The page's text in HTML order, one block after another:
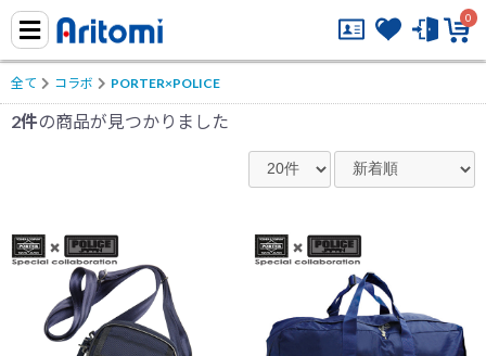
0
全て コラボ PORTER×POLICE
2件の商品が見つかりました